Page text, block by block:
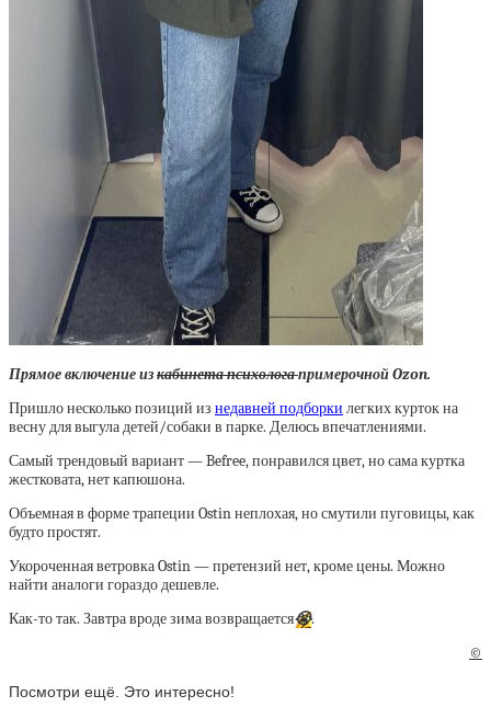
Прямое включение изкабинета психологапримерочной Ozon.
Пришло несколько позиций из недавней подборки легких курток на
весну для выгула детей/собаки в парке. Делюсь впечатлениями.
Самый трендовый вариант — Befree, понравился цвет, но сама куртка
жестковата, нет капюшона.
Объемная в форме трапеции Ostin неплохая, но смутили пуговицы, как
будто простят.
Укороченная ветровка Ostin — претензий нет, кроме цены. Можно
найти аналоги гораздо дешевле.
Как-то так. Завтра вроде зима возвращается😭.
©
Посмотри ещё. Это интересно!